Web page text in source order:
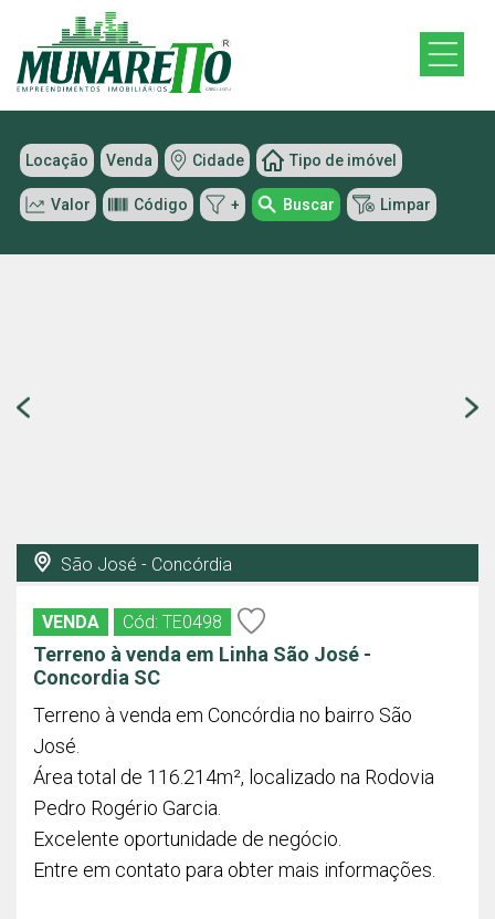
Locação Venda Cidade Tipo de imóvel
Valor Código + Buscar Limpar
São José - Concórdia
VENDA Cód: TE0498
Terreno à venda em Linha São José -
Concordia SC
Terreno à venda em Concórdia no bairro São
José.
Área total de 116.214m², localizado na Rodovia
Pedro Rogério Garcia.
Excelente oportunidade de negócio.
Entre em contato para obter mais informações.